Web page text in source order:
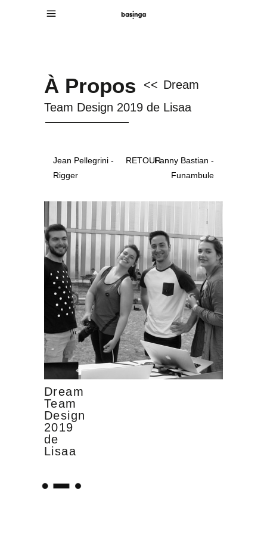
À Propos << Dream
Team Design 2019 de Lisaa
Jean Pellegrini -
Rigger
RETOURFanny Bastian -
Funambule
Dream
Team
Design
2019
de
Lisaa